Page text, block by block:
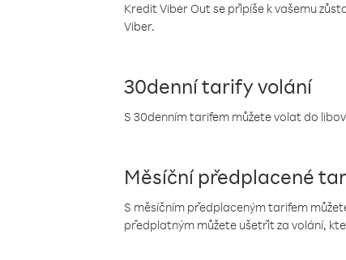
Kredit Viber Out se připíše k vašemu
Viber.
30denní tarify volání
S 30denním tarifem můžete volat do
Měsíční předplacené
S měsíčním předplaceným tarifem
předplatným můžete ušetřit za volání,